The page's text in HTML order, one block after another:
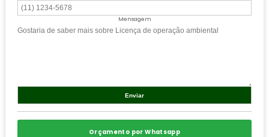
Mensagem
Orçamento por Whatsapp